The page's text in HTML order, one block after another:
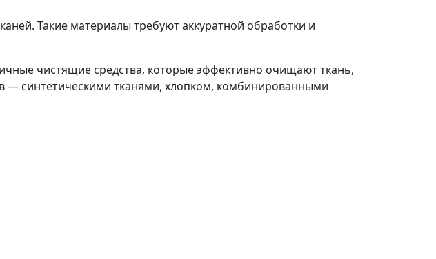
Такие материалы требуют аккуратной обработки и
чистящие средства, которые эффективно очищают ткань,
— синтетическими тканями, хлопком, комбинированными